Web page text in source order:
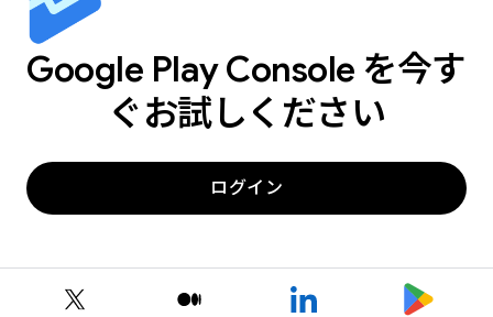
Google Play Console を今す
ぐお試しください
ログイン